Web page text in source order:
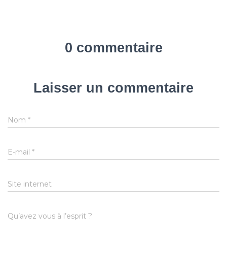
0 commentaire
Laisser un commentaire
Nom *
E-mail *
Site internet
Qu’avez vous à l’esprit ?